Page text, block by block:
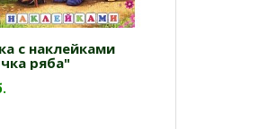
с наклейками
ряба"